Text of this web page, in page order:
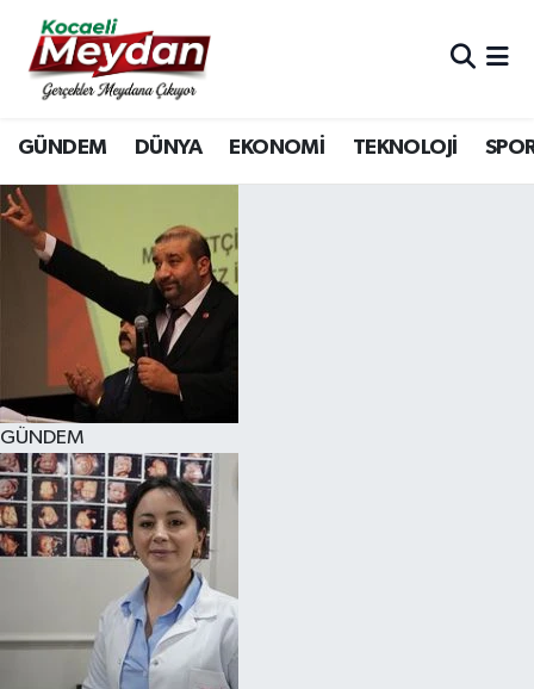
GÜNDEM DÜNYA EKONOMİ TEKNOLOJİ
GÜNDEM
Nöbetçi Eczaneler
Hava Durumu
Trafik Durumu
Süper Lig Puan Durumu ve Fikstür
Tüm Manşetler
Son Dakika Haberleri
Haber Arşivi